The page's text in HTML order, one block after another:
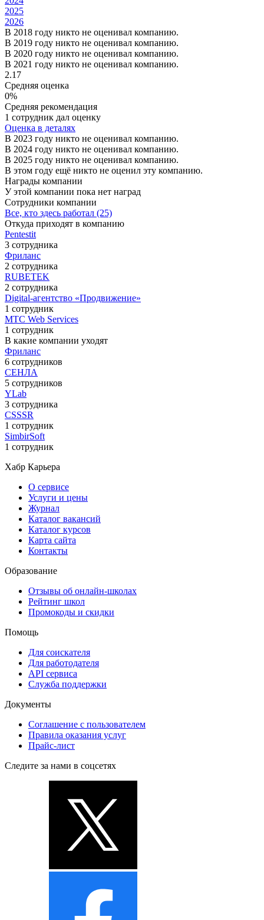
2025
2026
В 2018 году никто не оценивал компанию.
В 2019 году никто не оценивал компанию.
В 2020 году никто не оценивал компанию.
В 2021 году никто не оценивал компанию.
2.17
Средняя оценка
0%
Средняя рекомендация
1 сотрудник дал оценку
Оценка в деталях
В 2023 году никто не оценивал компанию.
В 2024 году никто не оценивал компанию.
В 2025 году никто не оценивал компанию.
В этом году ещё никто не оценил эту компанию.
Награды компании
У этой компании пока нет наград
Сотрудники компании
Все, кто здесь работал (25)
Откуда приходят в компанию
Pentestit
3 сотрудника
Фриланс
2 сотрудника
RUBETEK
2 сотрудника
Digital-агентство «Продвижение»
1 сотрудник
МТС Web Services
1 сотрудник
В какие компании уходят
Фриланс
6 сотрудников
СЕНЛА
5 сотрудников
YLab
3 сотрудника
CSSSR
1 сотрудник
SimbirSoft
1 сотрудник
Хабр Карьера
О сервисе
Услуги и цены
Журнал
Каталог вакансий
Каталог курсов
Карта сайта
Контакты
Образование
Отзывы об онлайн-школах
Рейтинг школ
Промокоды и скидки
Помощь
Для соискателя
Для работодателя
API сервиса
Служба поддержки
Документы
Соглашение с пользователем
Правила оказания услуг
Прайс-лист
Следите за нами в соцсетях